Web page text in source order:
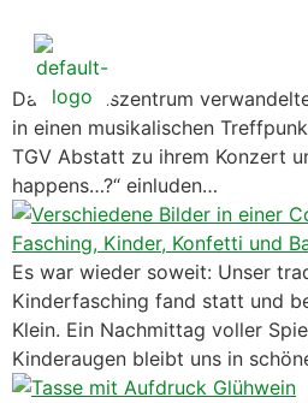
Das Vereinszentrum
in einen musikalischen
TGV Abstatt zu ihrem Konzert
happens…?“ einluden…
Es war wieder soweit: Unser
Kinderfasching fand statt und
Klein. Ein Nachmittag voller
Kinderaugen bleibt uns in